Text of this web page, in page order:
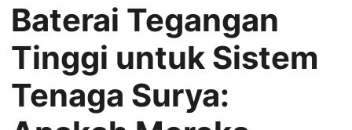
Baterai Tegangan
Tinggi untuk Sistem
Tenaga Surya: